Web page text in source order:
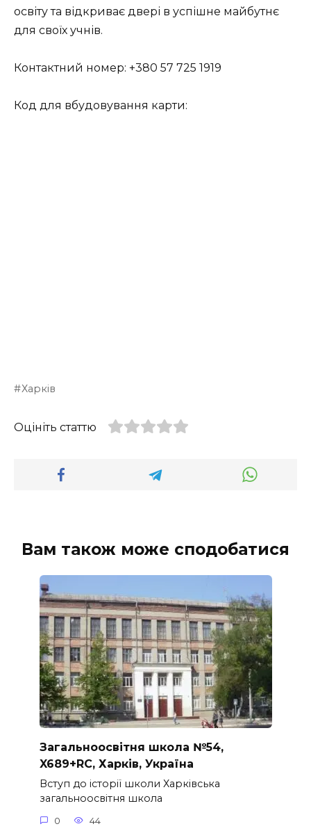
освіту та відкриває двері в успішне майбутнє
для своїх учнів.
Контактний номер: +380 57 725 1919
Код для вбудовування карти:
Харків
Оцініть статтю
Вам також може сподобатися
Загальноосвітня школа №54,
X689+RC, Харків, Україна
Вступ до історії школи Харківська
загальноосвітня школа
0 44